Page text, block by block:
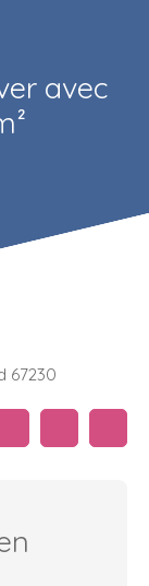
avec
67230